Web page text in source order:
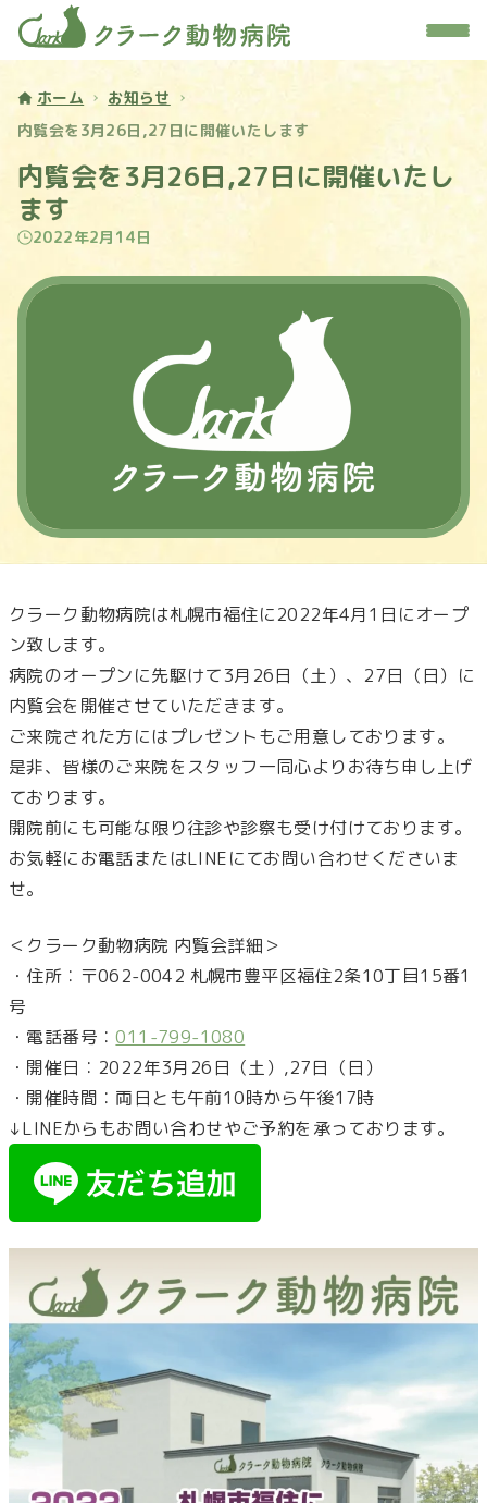
ホーム
お知らせ
内覧会を3月26日,27日に開催いたします
内覧会を3月26日,27日に開催いたし
ます
2022年2月14日
クラーク動物病院は札幌市福住に2022年4月1日にオープ
ン致します。
病院のオープンに先駆けて3月26日（土）、27日（日）に
内覧会を開催させていただきます。
ご来院された方にはプレゼントもご用意しております。
是非、皆様のご来院をスタッフ一同心よりお待ち申し上げ
ております。
開院前にも可能な限り往診や診察も受け付けております。
お気軽にお電話またはLINEにてお問い合わせくださいま
せ。
＜クラーク動物病院 内覧会詳細＞
・住所︰〒062-0042 札幌市豊平区福住2条10丁目15番1
号
・電話番号︰011-799-1080
・開催日︰2022年3月26日（土）,27日（日）
・開催時間︰両日とも午前10時から午後17時
↓LINEからもお問い合わせやご予約を承っております。